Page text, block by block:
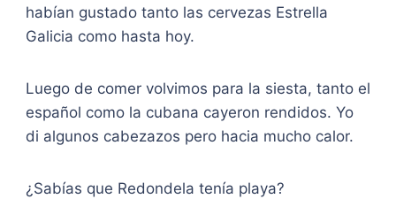
habían gustado tanto las cervezas Estrella
Galicia como hasta hoy.
Luego de comer volvimos para la siesta, tanto el
español como la cubana cayeron rendidos. Yo
di algunos cabezazos pero hacia mucho calor.
¿Sabías que Redondela tenía playa?